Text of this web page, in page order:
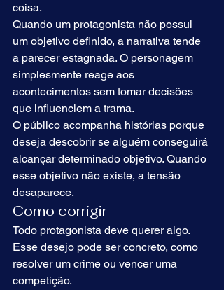
coisa.
Quando um protagonista não possui
um objetivo definido, a narrativa tende
a parecer estagnada. O personagem
simplesmente reage aos
acontecimentos sem tomar decisões
que influenciem a trama.
O público acompanha histórias porque
deseja descobrir se alguém conseguirá
alcançar determinado objetivo. Quando
esse objetivo não existe, a tensão
desaparece.
Como corrigir
Todo protagonista deve querer algo.
Esse desejo pode ser concreto, como
resolver um crime ou vencer uma
competição.